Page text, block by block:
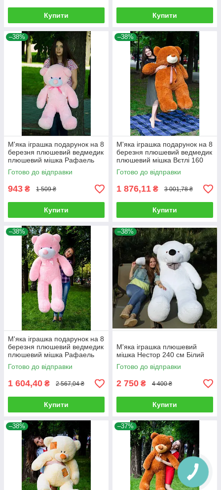
Купити Купити
–38%
М'яка іграшка подарунок на 8
березня плюшевий ведмедик
плюшевий мішка Рафаель
100 см Рожевий
Готово до відправки
943 ₴ 1 509 ₴
Купити
–38%
М'яка іграшка подарунок на 8
березня плюшевий ведмедик
плюшевий мішка Вєтлі 160
см Карамельний
Готово до відправки
1 876,11 ₴ 3 001,78 ₴
Купити
–38%
М'яка іграшка подарунок на 8
березня плюшевий ведмедик
плюшевий мішка Рафаель
160 см Рожевий
Готово до відправки
1 604,40 ₴ 2 567,04 ₴
Купити
–38%
М'яка іграшка плюшевий
мішка Нестор 240 см Білий
Готово до відправки
2 750 ₴ 4 400 ₴
Купити
–38% –37%